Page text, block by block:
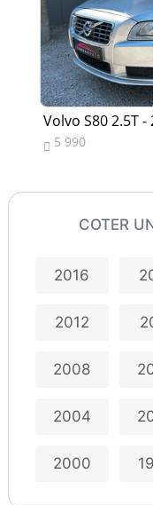
Volvo S80 2.5T -
 5 990
COTER
2016
2012
2008
2004
2000